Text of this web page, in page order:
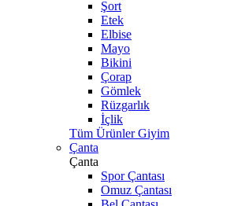
Şort
Etek
Elbise
Mayo
Bikini
Çorap
Gömlek
Rüzgarlık
İçlik
Tüm Ürünler Giyim
Çanta
Çanta
Spor Çantası
Omuz Çantası